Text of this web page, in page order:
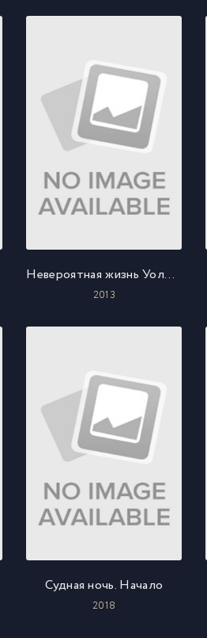
Невероятная жизнь Уолтера Митти
2013
Судная ночь. Начало
2018